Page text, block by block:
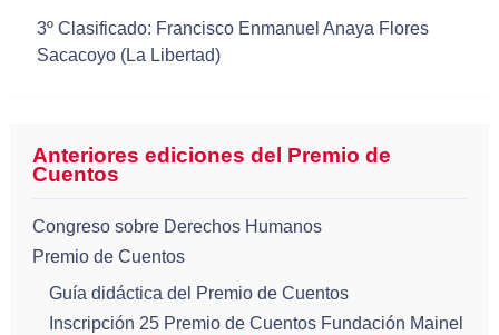
3º Clasificado: Francisco Enmanuel Anaya Flores
Sacacoyo (La Libertad)
Anteriores ediciones del Premio de
Cuentos
Congreso sobre Derechos Humanos
Premio de Cuentos
Guía didáctica del Premio de Cuentos
Inscripción 25 Premio de Cuentos Fundación Mainel